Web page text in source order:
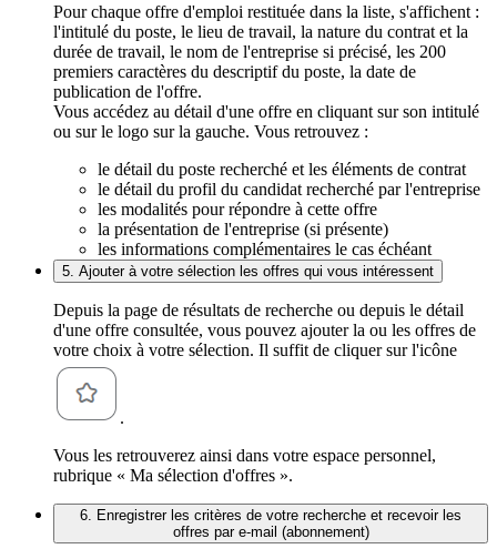
Pour chaque offre d'emploi restituée dans la liste, s'affichent :
l'intitulé du poste, le lieu de travail, la nature du contrat et la
durée de travail, le nom de l'entreprise si précisé, les 200
premiers caractères du descriptif du poste, la date de
publication de l'offre.
Vous accédez au détail d'une offre en cliquant sur son intitulé
ou sur le logo sur la gauche. Vous retrouvez :
le détail du poste recherché et les éléments de contrat
le détail du profil du candidat recherché par l'entreprise
les modalités pour répondre à cette offre
la présentation de l'entreprise (si présente)
les informations complémentaires le cas échéant
5. Ajouter à votre sélection les offres qui vous intéressent
Depuis la page de résultats de recherche ou depuis le détail
d'une offre consultée, vous pouvez ajouter la ou les offres de
votre choix à votre sélection. Il suffit de cliquer sur l'icône
.
Vous les retrouverez ainsi dans votre espace personnel,
rubrique « Ma sélection d'offres ».
6. Enregistrer les critères de votre recherche et recevoir les
offres par e-mail (abonnement)